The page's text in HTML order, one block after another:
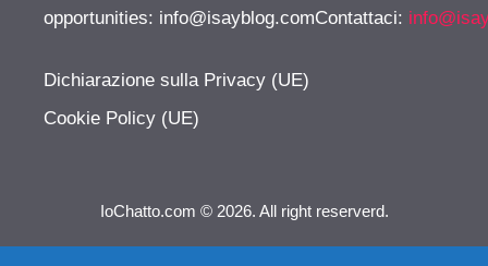
opportunities: info@isayblog.comContattaci:
Dichiarazione sulla Privacy (UE)
Cookie Policy (UE)
IoChatto.com © 2026. All right reserverd.